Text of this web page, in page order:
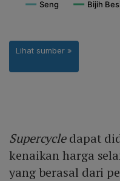
Supercycledapat
kenaikan harga
yang berasal dari